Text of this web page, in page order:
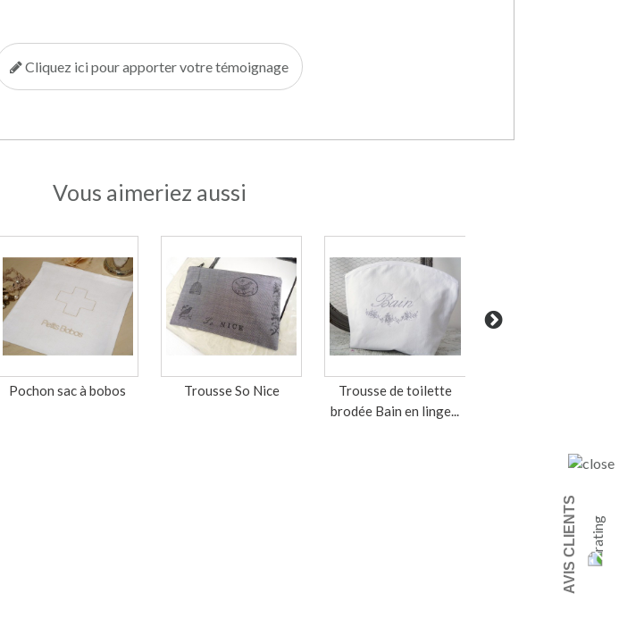
Cliquez ici pour apporter votre témoignage
Vous aimeriez aussi
Pochon sac à bobos Trousse So Nice
Trousse de toilette
brodée Bain en linge...
AVIS CLIENTS